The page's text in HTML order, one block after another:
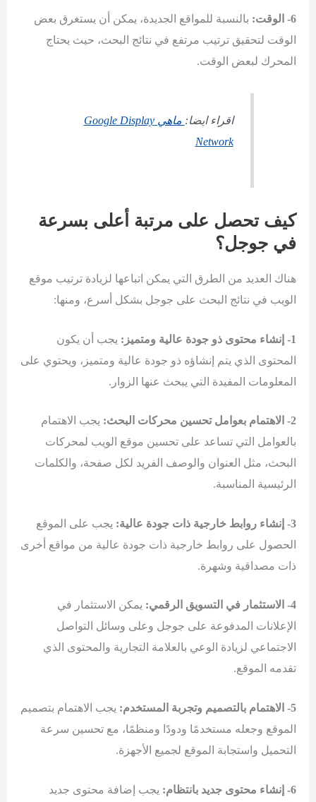
6- الوقت:
بالنسبة للمواقع الجديدة، يمكن أن يستغرق بعض
الوقت لتحقيق ترتيب مرتفع في نتائج البحث، حيث يحتاج
المحرك لبعض الوقت.
اقراء ايضا:
ماهي Google Display
Network
كيف تحصل على مرتبة أعلى بسرعة
في جوجل؟
هناك العديد من الطرق التي يمكن اتباعها لزيادة ترتيب موقع
الويب في نتائج البحث على جوجل بشكل أسرع، ومنها:
1- إنشاء محتوى ذو جودة عالية ومتميز:
يجب أن يكون
المحتوى الذي يتم إنشاؤه ذو جودة عالية ومتميز، ويحتوي على
المعلومات المفيدة التي يبحث عنها الزوار.
2- الاهتمام بعوامل تحسين محركات البحث:
يجب الاهتمام
بالعوامل التي تساعد على تحسين موقع الويب لمحركات
البحث، مثل العنوان والوصف الفريد لكل صفحة، والكلمات
الرئيسية المناسبة.
3- إنشاء روابط خارجية ذات جودة عالية:
يجب على الموقع
الحصول على روابط خارجية ذات جودة عالية من مواقع أخرى
ذات مصداقية وشهرة.
4- الاستثمار في التسويق الرقمي:
يمكن الاستثمار في
الإعلانات المدفوعة على جوجل وعلى وسائل التواصل
الاجتماعي لزيادة الوعي بالعلامة التجارية والمحتوى الذي
تقدمه الموقع.
5- الاهتمام بالتصميم وتجربة المستخدم:
يجب الاهتمام بتصميم
الموقع وجعله مستخدمًا ودودًا ومنظمًا، مع تحسين سرعة
التحميل واستجابة الموقع لجميع الأجهزة.
6- إنشاء محتوى جديد بانتظام:
يجب إضافة محتوى جديد